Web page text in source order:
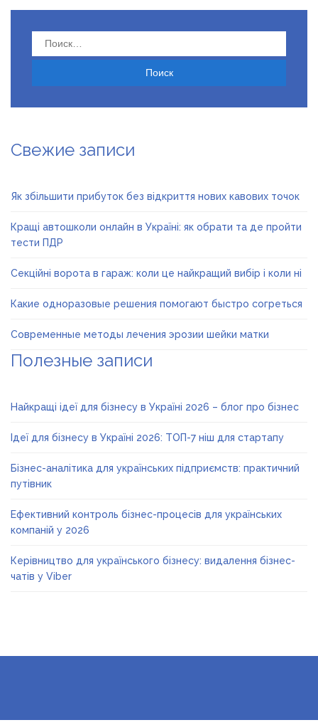
Найти:
Свежие записи
Як збільшити прибуток без відкриття нових кавових точок
Кращі автошколи онлайн в Україні: як обрати та де пройти
тести ПДР
Секційні ворота в гараж: коли це найкращий вибір і коли ні
Какие одноразовые решения помогают быстро согреться
Современные методы лечения эрозии шейки матки
Полезные записи
Найкращі ідеї для бізнесу в Україні 2026 – блог про бізнес
Ідеї для бізнесу в Україні 2026: ТОП-7 ніш для стартапу
Бізнес-аналітика для українських підприємств: практичний
путівник
Ефективний контроль бізнес-процесів для українських
компаній у 2026
Керівництво для українського бізнесу: видалення бізнес-
чатів у Viber